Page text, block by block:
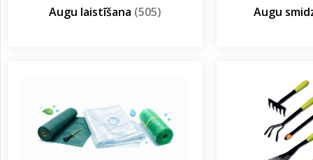
Augu laistīšana (505) Augu